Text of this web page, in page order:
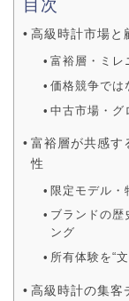
目次
高級時計市場と
富裕層・ミレ
価格競争では
中古市場・グ
富裕層が共感す
性
限定モデル・
ブランドの歴
ング
所有体験を“
高級時計の集客